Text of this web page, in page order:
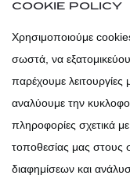
atticadps
COOKIE POLICY
Χρησιμοποιούμε
σωστά, να
παρέχουμε
αναλύουμε την
πληροφορίες σχετικά
τοποθεσίας μας στους
διαφημίσεων και